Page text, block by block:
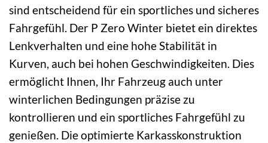
sind entscheidend für ein sportliches und sicheres
Fahrgefühl. Der P Zero Winter bietet ein direktes
Lenkverhalten und eine hohe Stabilität in
Kurven, auch bei hohen Geschwindigkeiten. Dies
ermöglicht Ihnen, Ihr Fahrzeug auch unter
winterlichen Bedingungen präzise zu
kontrollieren und ein sportliches Fahrgefühl zu
genießen. Die optimierte Karkasskonstruktion